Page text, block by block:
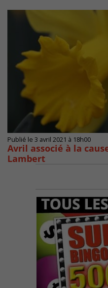
Publié le 3 avril 2021 à 18h00
Avril associé à la
Lambert